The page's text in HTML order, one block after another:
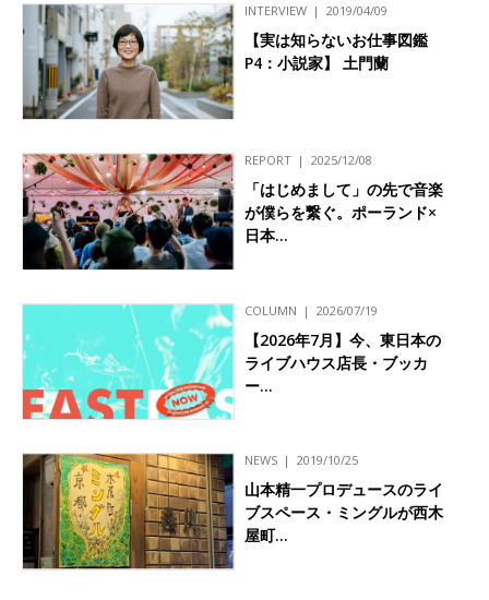
INTERVIEW 2019/04/09
【実は知らないお仕事図鑑
P4：小説家】 土門蘭
REPORT 2025/12/08
「はじめまして」の先で音楽
が僕らを繋ぐ。ポーランド×
日本…
COLUMN 2026/07/19
【2026年7月】今、東日本の
ライブハウス店長・ブッカ
ー…
NEWS 2019/10/25
山本精一プロデュースのライ
ブスペース・ミングルが西木
屋町…